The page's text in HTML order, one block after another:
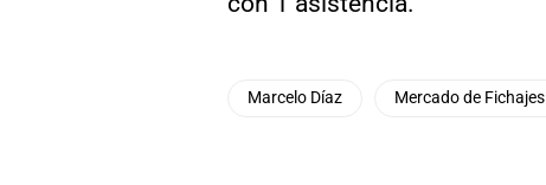
Marcelo Díaz Mercado de Fichajes